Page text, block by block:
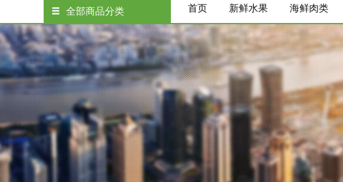
全部商品分类 首页 新鲜水果 海鲜肉类